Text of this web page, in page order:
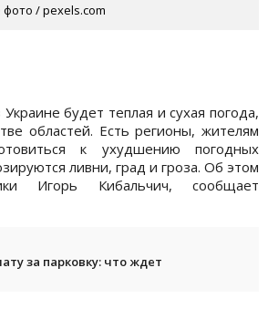
/ pexels.com
будет теплая и сухая погода,
областей. Есть регионы, жителям
к ухудшению погодных
ливни, град и гроза. Об этом
Игорь Кибальчич, сообщает
за парковку: что ждет